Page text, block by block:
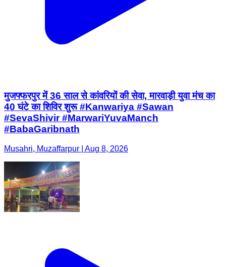
मुजफ्फरपुर में 36 साल से कांवरियों की सेवा, मारवाड़ी युवा मंच का
40 घंटे का शिविर शुरू #Kanwariya #Sawan
#SevaShivir #MarwariYuvaManch
#BabaGaribnath
Musahri, Muzaffarpur | Aug 8, 2026